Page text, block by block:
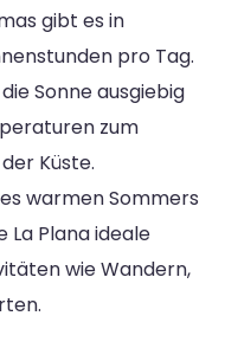
gibt es in
pro Tag.
Sonne ausgiebig
zum
Küste.
warmen Sommers
La Plana ideale
wie Wandern,